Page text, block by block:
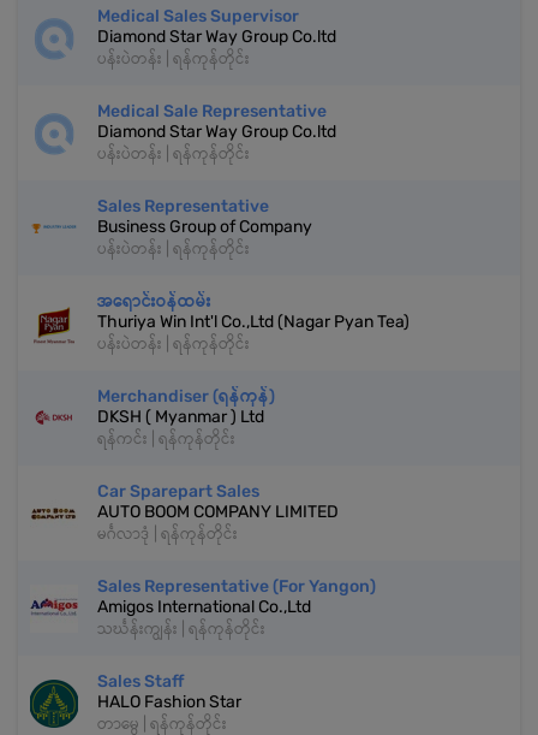
Medical Sales Supervisor
Diamond Star Way Group Co.ltd
ပန်းပဲတန်း | ရန်ကုန်တိုင်း
Medical Sale Representative
Diamond Star Way Group Co.ltd
ပန်းပဲတန်း | ရန်ကုန်တိုင်း
Sales Representative
Business Group of Company
ပန်းပဲတန်း | ရန်ကုန်တိုင်း
အရောင်းဝန်ထမ်း
Thuriya Win Int'l Co.,Ltd (Nagar Pyan Tea)
ပန်းပဲတန်း | ရန်ကုန်တိုင်း
Merchandiser (ရန်ကုန်)
DKSH ( Myanmar ) Ltd
ရန်ကင်း | ရန်ကုန်တိုင်း
Car Sparepart Sales
AUTO BOOM COMPANY LIMITED
မင်္ဂလာဒုံ | ရန်ကုန်တိုင်း
Sales Representative (For Yangon)
Amigos International Co.,Ltd
သင်္ဃန်းကျွန်း | ရန်ကုန်တိုင်း
Sales Staff
HALO Fashion Star
တာမွေ | ရန်ကုန်တိုင်း